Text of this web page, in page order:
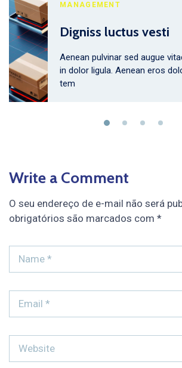
MANAGEMENT
Digniss luctus vesti
Aenean pulvinar sed augue
in dolor ligula. Aenean eros
tem
Write a Comment
O seu endereço de e-mail não será
obrigatórios são marcados com *